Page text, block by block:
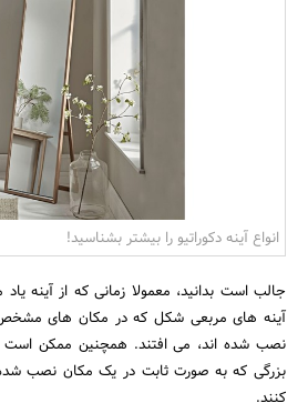
انواع آینه دکوراتیو را بیشتر بشناسید!
جالب است بدانید، معمولا زمانی که از آینه
آینه های مربعی شکل که در مکان های مشخص
نصب شده اند، می افتند. همچنین ممکن است
بزرگی که به صورت ثابت در یک مکان نصب
کنند.